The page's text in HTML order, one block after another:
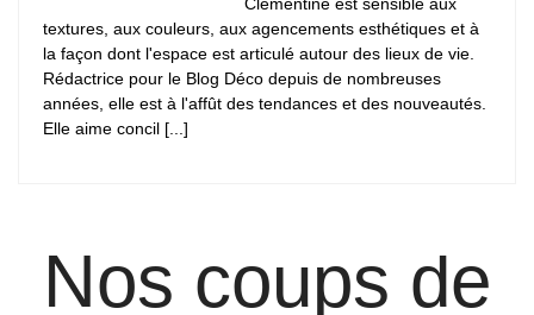
textures, aux couleurs, aux agencements esthétiques et à
la façon dont l'espace est articulé autour des lieux de vie.
Rédactrice pour le Blog Déco depuis de nombreuses
années, elle est à l'affût des tendances et des nouveautés.
Elle aime concil [...]
Nos coups de